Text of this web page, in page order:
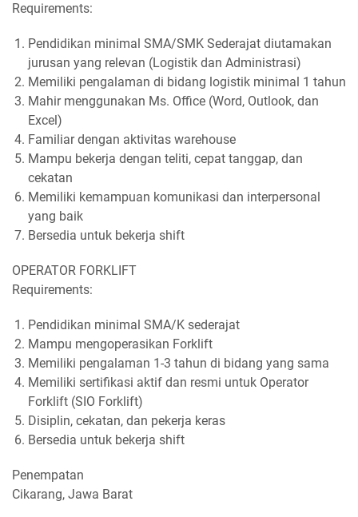
Requirements:
Pendidikan minimal SMA/SMK Sederajat diutamakan
jurusan yang relevan (Logistik dan Administrasi)
Memiliki pengalaman di bidang logistik minimal 1 tahun
Mahir menggunakan Ms. Office (Word, Outlook, dan
Excel)
Familiar dengan aktivitas warehouse
Mampu bekerja dengan teliti, cepat tanggap, dan
cekatan
Memiliki kemampuan komunikasi dan interpersonal
yang baik
Bersedia untuk bekerja shift
OPERATOR FORKLIFT
Requirements:
Pendidikan minimal SMA/K sederajat
Mampu mengoperasikan Forklift
Memiliki pengalaman 1-3 tahun di bidang yang sama
Memiliki sertifikasi aktif dan resmi untuk Operator
Forklift (SIO Forklift)
Disiplin, cekatan, dan pekerja keras
Bersedia untuk bekerja shift
Penempatan
Cikarang, Jawa Barat